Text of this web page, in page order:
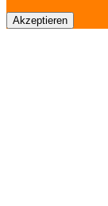
Akzeptieren